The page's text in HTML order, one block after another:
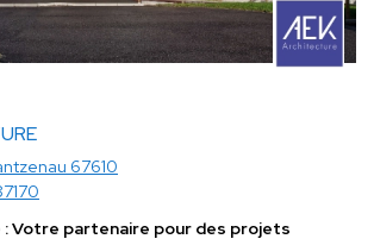
67610
Votre partenaire pour des projets